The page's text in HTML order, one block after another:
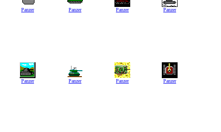
Panzer Panzer Panzer Panzer
Panzer Panzer Panzer Panzer